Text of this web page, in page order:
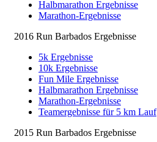
Halbmarathon Ergebnisse
Marathon-Ergebnisse
2016 Run Barbados Ergebnisse
5k Ergebnisse
10k Ergebnisse
Fun Mile Ergebnisse
Halbmarathon Ergebnisse
Marathon-Ergebnisse
Teamergebnisse für 5 km Lauf
2015 Run Barbados Ergebnisse